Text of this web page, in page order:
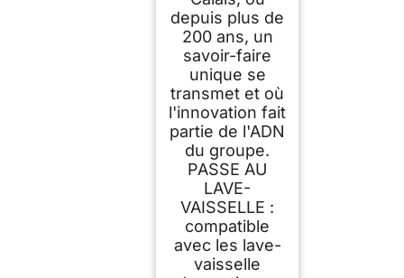
depuis plus de
200 ans, un
savoir-faire
unique se
transmet et où
l'innovation fait
partie de l'ADN
du groupe.
PASSE AU
LAVE-
VAISSELLE :
compatible
avec les lave-
vaisselle